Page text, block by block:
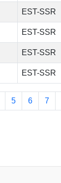
EST-SSR
EST-SSR
EST-SSR
EST-SSR
5 6 7